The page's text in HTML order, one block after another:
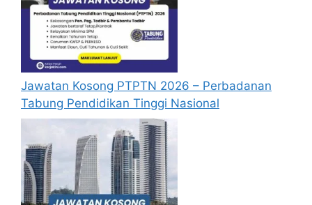
sistem calon paling awal 2 minggu
selepas tarikh tutup permohonan online.
Calon dikehendaki login ke sistem calon
dan lihat keputusan di menu dashboard
Bagi pemohon yang GAGAL, akan
dimaklumkan melalui email dan secara
automatik akaun sistem calon pemohon
akan dipadam dari sistem.
Mohon Perajurit Muda Tentera Darat
Jawatan Kosong PTPTN 2026 – Perbadanan
Tabung Pendidikan Tinggi Nasional